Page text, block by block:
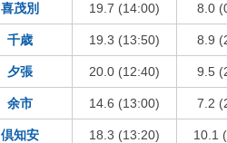
喜茂別 19.7 (14:00) 8.0
千歳 19.3 (13:50) 8.9
夕張 20.0 (12:40) 9.5
余市 14.6 (13:00) 7.2
倶知安 18.3 (13:20) 10.1